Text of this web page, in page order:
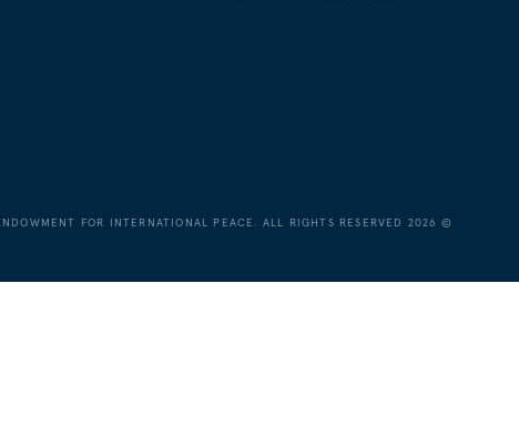
©
2026
FOR INTERNATIONAL PEACE. ALL RIGHTS RESERVED.